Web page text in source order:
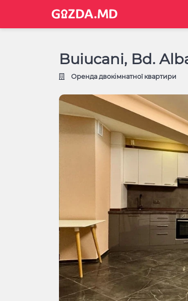
Buiucani, Bd.
Оренда двокімнатної квартири